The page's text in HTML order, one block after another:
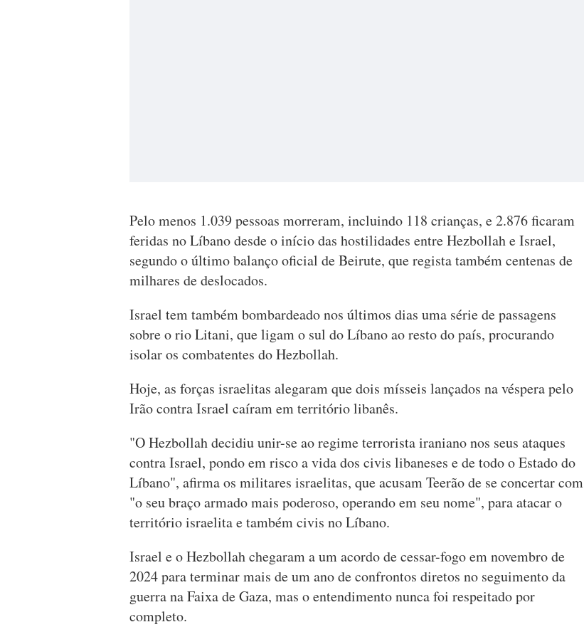
Pelo menos 1.039 pessoas morreram, incluindo 118 crianças, e 2.876 ficaram
feridas no Líbano desde o início das hostilidades entre Hezbollah e Israel,
segundo o último balanço oficial de Beirute, que regista também centenas de
milhares de deslocados.
Israel tem também bombardeado nos últimos dias uma série de passagens
sobre o rio Litani, que ligam o sul do Líbano ao resto do país, procurando
isolar os combatentes do Hezbollah.
Hoje, as forças israelitas alegaram que dois mísseis lançados na véspera pelo
Irão contra Israel caíram em território libanês.
"O Hezbollah decidiu unir-se ao regime terrorista iraniano nos seus ataques
contra Israel, pondo em risco a vida dos civis libaneses e de todo o Estado do
Líbano", afirma os militares israelitas, que acusam Teerão de se concertar com
"o seu braço armado mais poderoso, operando em seu nome", para atacar o
território israelita e também civis no Líbano.
Israel e o Hezbollah chegaram a um acordo de cessar-fogo em novembro de
2024 para terminar mais de um ano de confrontos diretos no seguimento da
guerra na Faixa de Gaza, mas o entendimento nunca foi respeitado por
completo.